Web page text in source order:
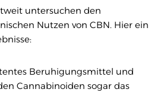
untersuchen den
Nutzen von CBN. Hier ein
Beruhigungsmittel und
Cannabinoiden sogar das